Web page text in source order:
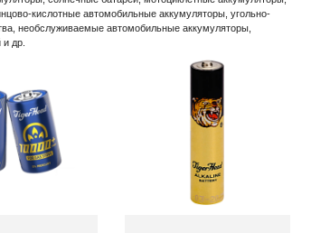
кислотные автомобильные аккумуляторы, угольно-
необслуживаемые автомобильные аккумуляторы,
и др.